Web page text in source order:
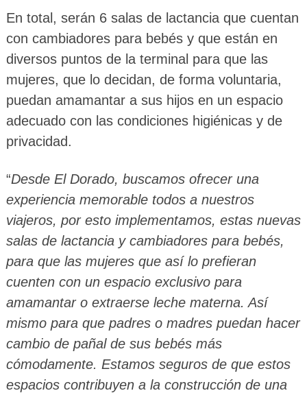
En total, serán 6 salas de lactancia que cuentan
con cambiadores para bebés y que están en
diversos puntos de la terminal para que las
mujeres, que lo decidan, de forma voluntaria,
puedan amamantar a sus hijos en un espacio
adecuado con las condiciones higiénicas y de
privacidad.
“Desde El Dorado, buscamos ofrecer una
experiencia memorable todos a nuestros
viajeros, por esto implementamos, estas nuevas
salas de lactancia y cambiadores para bebés,
para que las mujeres que así lo prefieran
cuenten con un espacio exclusivo para
amamantar o extraerse leche materna. Así
mismo para que padres o madres puedan hacer
cambio de pañal de sus bebés más
cómodamente. Estamos seguros de que estos
espacios contribuyen a la construcción de una